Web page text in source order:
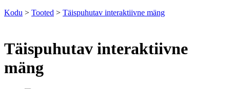
Kodu > Tooted > Täispuhutav interaktiivne mäng
Täispuhutav interaktiivne
mäng